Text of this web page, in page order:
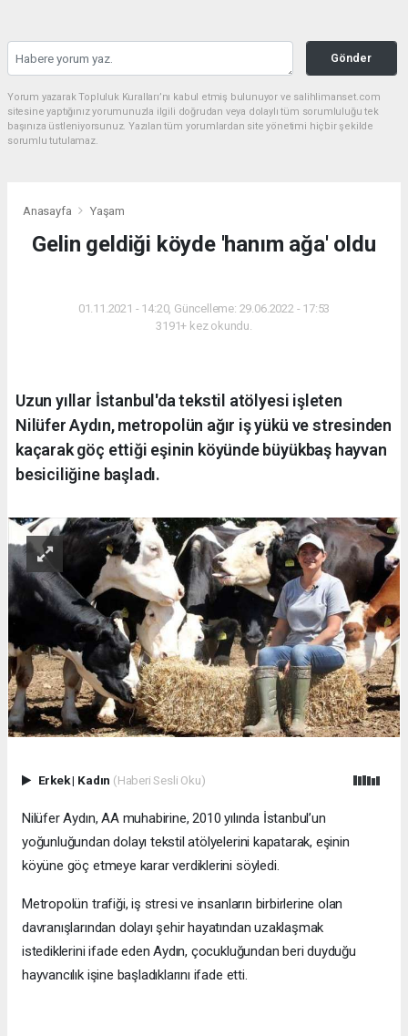
Gönder
Yorum yazarak Topluluk Kuralları’nı kabul etmiş bulunuyor ve salihlimanset.com
sitesine yaptığınız yorumunuzla ilgili doğrudan veya dolaylı tüm sorumluluğu tek
başınıza üstleniyorsunuz. Yazılan tüm yorumlardan site yönetimi hiçbir şekilde
sorumlu tutulamaz.
Anasayfa Yaşam
Gelin geldiği köyde 'hanım ağa' oldu
01.11.2021 - 14:20, Güncelleme: 29.06.2022 - 17:53
3191+ kez okundu.
Uzun yıllar İstanbul'da tekstil atölyesi işleten
Nilüfer Aydın, metropolün ağır iş yükü ve stresinden
kaçarak göç ettiği eşinin köyünde büyükbaş hayvan
besiciliğine başladı.
Erkek| Kadın (Haberi Sesli Oku)
Nilüfer Aydın, AA muhabirine, 2010 yılında İstanbul’un
yoğunluğundan dolayı tekstil atölyelerini kapatarak, eşinin
köyüne göç etmeye karar verdiklerini söyledi.
Metropolün trafiği, iş stresi ve insanların birbirlerine olan
davranışlarından dolayı şehir hayatından uzaklaşmak
istediklerini ifade eden Aydın, çocukluğundan beri duyduğu
hayvancılık işine başladıklarını ifade etti.